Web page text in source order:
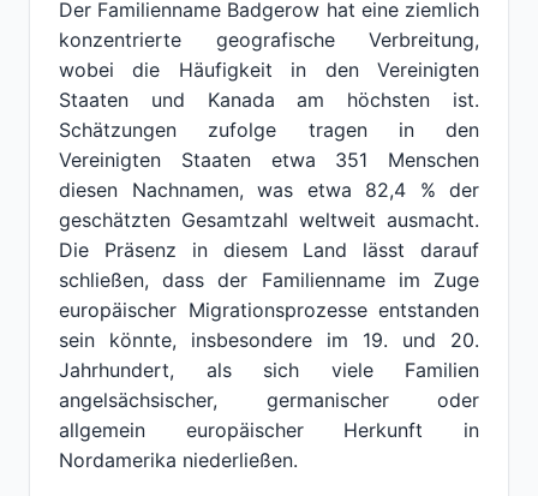
Der Familienname Badgerow hat eine ziemlich
konzentrierte geografische Verbreitung,
wobei die Häufigkeit in den Vereinigten
Staaten und Kanada am höchsten ist.
Schätzungen zufolge tragen in den
Vereinigten Staaten etwa 351 Menschen
diesen Nachnamen, was etwa 82,4 % der
geschätzten Gesamtzahl weltweit ausmacht.
Die Präsenz in diesem Land lässt darauf
schließen, dass der Familienname im Zuge
europäischer Migrationsprozesse entstanden
sein könnte, insbesondere im 19. und 20.
Jahrhundert, als sich viele Familien
angelsächsischer, germanischer oder
allgemein europäischer Herkunft in
Nordamerika niederließen.